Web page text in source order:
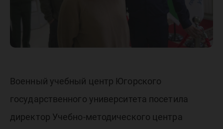
Военный учебный центр Югорского
государственного университета посетила
директор Учебно-методического центра